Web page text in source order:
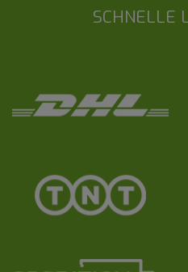
SCHNELLE